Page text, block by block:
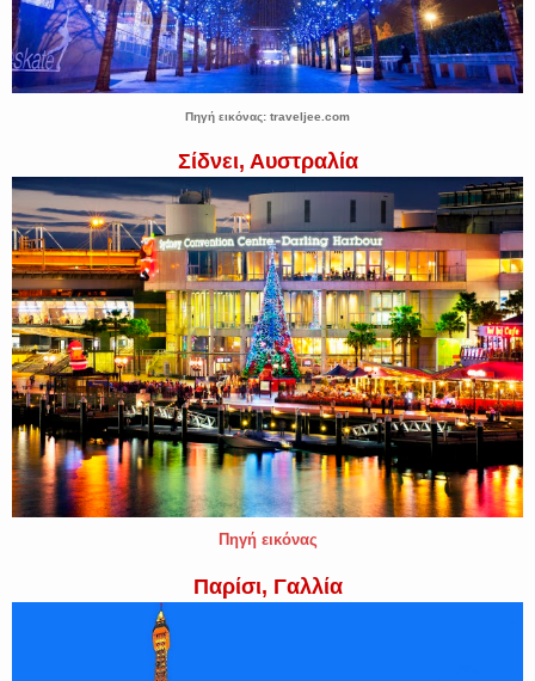
Πηγή εικόνας: traveljee.com
Σίδνει, Αυστραλία
Πηγή εικόνας
Παρίσι, Γαλλία